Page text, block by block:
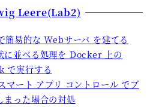
Leere(Lab2)
易的な Webサーバ を建てる
に並べる処理を Docker 上の
実行する
マート アプリ コントロール でブ
まった場合の対処